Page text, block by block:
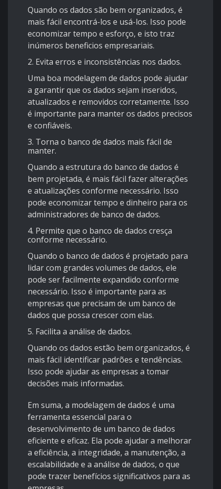
Quando os dados são bem organizados, é
mais fácil encontrá-los e usá-los. Isso pode
economizar tempo e esforço, e isto traz
inúmeros beneficios empresariais.
2. Evita erros e inconsistências nos dados.
Uma boa modelagem de dados pode ajudar
a garantir que os dados sejam inseridos,
atualizados e removidos corretamente. Isso
é importante para manter os dados precisos
e confiáveis.
3. Torna o banco de dados mais fácil de
manter.
Quando a estrutura do banco de dados é
bem projetada, é mais fácil fazer alterações
e atualizações conforme necessário. Isso
pode economizar tempo e dinheiro para os
administradores de banco de dados.
4. Permite que o banco de dados cresça
conforme necessário.
Quando o banco de dados é projetado para
lidar com grandes volumes de dados, ele
pode ser facilmente expandido conforme
necessário. Isso é importante para as
empresas que precisam de um banco de
dados que possa crescer com elas.
5. Facilita a análise de dados.
Quando os dados estão bem organizados, é
mais fácil identificar padrões e tendências.
Isso pode ajudar as empresas a tomar
decisões mais informadas.
Em suma, a modelagem de dados é uma
ferramenta essencial para o
desenvolvimento de um banco de dados
eficiente e eficaz. Ela pode ajudar a melhorar
a eficiência, a integridade, a manutenção, a
escalabilidade e a análise de dados, o que
pode trazer benefícios significativos para as